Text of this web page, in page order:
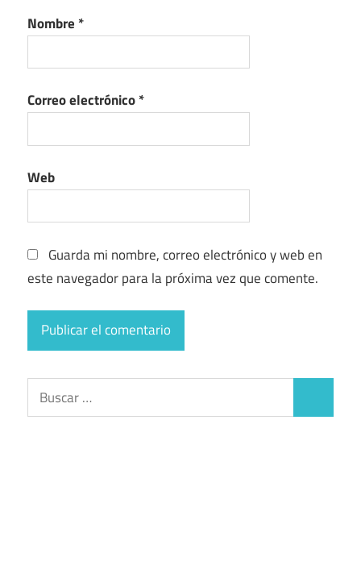
Nombre *
Correo electrónico*
Web
Guarda mi nombre, correo electrónico y web en
este navegador para la próxima vez que comente.
Buscar: